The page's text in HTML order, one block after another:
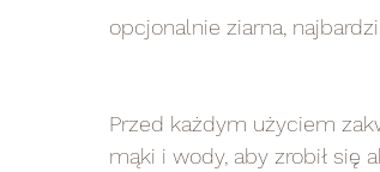
opcjonalnie ziarna,
Przed każdym użyciem
mąki i wody, aby zrobił się